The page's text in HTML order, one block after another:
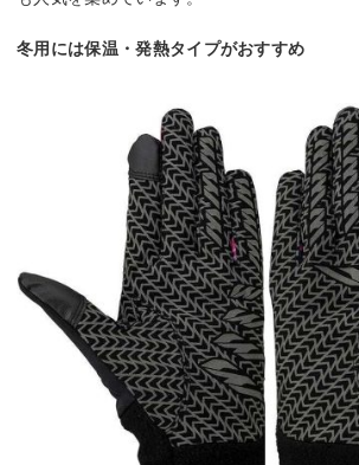
冬用には保温・発熱タイプがおすすめ